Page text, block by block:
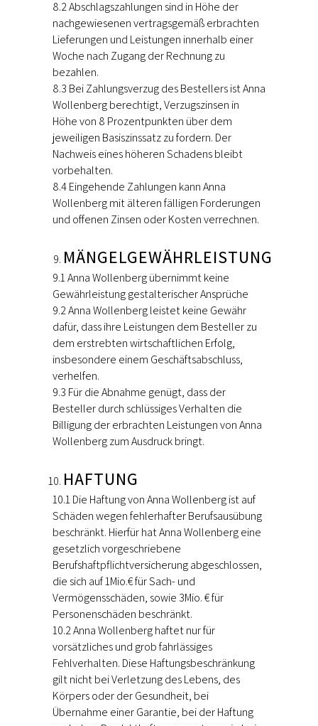
8.2 Abschlagszahlungen sind in Höhe der
nachgewiesenen vertragsgemäß erbrachten
Lieferungen und Leistungen innerhalb einer
Woche nach Zugang der Rechnung zu
bezahlen.
8.3 Bei Zahlungsverzug des Bestellers ist Anna
Wollenberg berechtigt, Verzugszinsen in
Höhe von 8 Prozentpunkten über dem
jeweiligen Basiszinssatz zu fordern. Der
Nachweis eines höheren Schadens bleibt
vorbehalten.
8.4 Eingehende Zahlungen kann Anna
Wollenberg mit älteren fälligen Forderungen
und offenen Zinsen oder Kosten verrechnen.
MÄNGELGEWÄHRLEISTUNG
9.1 Anna Wollenberg übernimmt keine
Gewährleistung gestalterischer Ansprüche
9.2 Anna Wollenberg leistet keine Gewähr
dafür, dass ihre Leistungen dem Besteller zu
dem erstrebten wirtschaftlichen Erfolg,
insbesondere einem Geschäftsabschluss,
verhelfen.
9.3 Für die Abnahme genügt, dass der
Besteller durch schlüssiges Verhalten die
Billigung der erbrachten Leistungen von Anna
Wollenberg zum Ausdruck bringt.
HAFTUNG
10.1 Die Haftung von Anna Wollenberg ist auf
Schäden wegen fehlerhafter Berufsausübung
beschränkt. Hierfür hat Anna Wollenberg eine
gesetzlich vorgeschriebene
Berufshaftpflichtversicherung abgeschlossen,
die sich auf 1Mio.€ für Sach- und
Vermögensschäden, sowie 3Mio. € für
Personenschäden beschränkt.
10.2 Anna Wollenberg haftet nur für
vorsätzliches und grob fahrlässiges
Fehlverhalten. Diese Haftungsbeschränkung
gilt nicht bei Verletzung des Lebens, des
Körpers oder der Gesundheit, bei
Übernahme einer Garantie, bei der Haftung